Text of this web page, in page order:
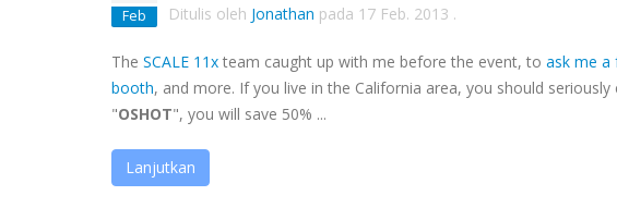
Feb Ditulis oleh Jonathan pada 17 Feb. 2013 .
The SCALE 11x team caught up with me before the event, to ask me a
booth, and more. If you live in the California area, you should seriously
"OSHOT", you will save 50% ...
Lanjutkan